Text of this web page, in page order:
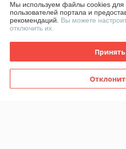
О нас
Контакты
Мы используем файлы cookies для
пользователей портала и
рекомендаций. Вы можете
отключить их.
Принять